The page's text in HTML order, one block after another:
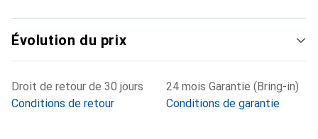
Évolution du prix
Droit de retour de 30 jours
Conditions de retour
24 mois Garantie (Bring-in)
Conditions de garantie